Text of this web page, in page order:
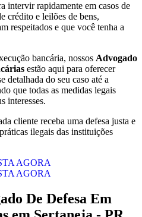
intervir rapidamente em casos de
crédito e leilões de bens,
respeitados e que você tenha a
bancária, nossos Advogado
estão aqui para oferecer
detalhada do seu caso até a
que todas as medidas legais
interesses.
cliente receba uma defesa justa e
ilegais das instituições
AGORA
AGORA
De Defesa Em